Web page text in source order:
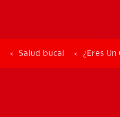
Salud bucal ¿Eres